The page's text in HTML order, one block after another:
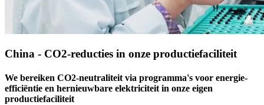
China - CO2-reducties in onze productiefaciliteit
We bereiken CO2-neutraliteit via programma's voor energie-
efficiëntie en hernieuwbare elektriciteit in onze eigen
productiefaciliteit